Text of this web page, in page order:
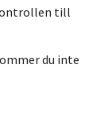
till
du inte